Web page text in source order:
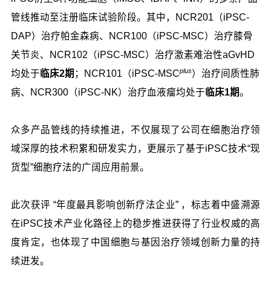
管线推动至注册临床试验阶段。其中，NCR201（iPSC-
DAP）治疗帕金森病、NCR100（iPSC-MSC）治疗膝骨
关节炎、NCR102（iPSC-MSC）治疗激素难治性aGvHD
均处于 临床2期 ；NCR101（iPSC-MSCplus）治疗间质性肺
病、NCR300（iPSC-NK）治疗血液瘤均处于 临床1期。
众多产品管线的持续推进，不仅展现了公司在细胞治疗领
域深厚的技术积累和研发实力，更展示了基于iPSC技术“现
货型”细胞疗法的广阔应用前景。
此次获评 “年度最具影响创新疗法企业” ，标志着中盛溯源
在iPSC技术产业化路径上的稳步推进获得了行业权威的高
度肯定，也体现了中国细胞与基因治疗领域创新力量的持
续迸发。